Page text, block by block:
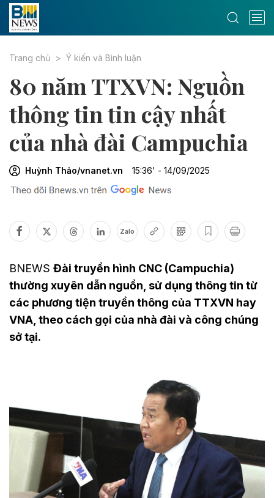
Trang chủ Ý kiến và Bình luận
80 năm TTXVN: Nguồn
thông tin tin cậy nhất
của nhà đài Campuchia
Huỳnh Thảo/vnanet.vn 15:36' - 14/09/2025
Zalo
BNEWS Đài truyền hình CNC (Campuchia)
thường xuyên dẫn nguồn, sử dụng thông tin từ
các phương tiện truyền thông của TTXVN hay
VNA, theo cách gọi của nhà đài và công chúng
sở tại.